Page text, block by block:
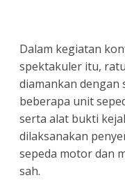
Dalam kegiatan
spektakuler itu,
diamankan
beberapa unit
serta alat bukti
dilaksanakan
sepeda motor dan
sah.